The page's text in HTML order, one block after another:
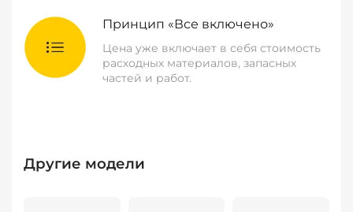
Принцип «Все включено»
Цена уже включает в себя стоимость
расходных материалов, запасных
частей и работ.
Другие модели